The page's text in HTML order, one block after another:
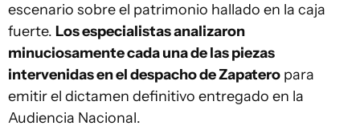
escenario sobre el patrimonio hallado en la caja
fuerte. Los especialistas analizaron
minuciosamente cada una de las piezas
intervenidas en el despacho de Zapatero para
emitir el dictamen definitivo entregado en la
Audiencia Nacional.